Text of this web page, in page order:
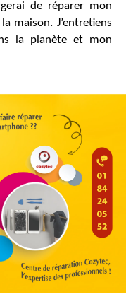
de réparer mon
maison. J’entretiens
la planète et mon